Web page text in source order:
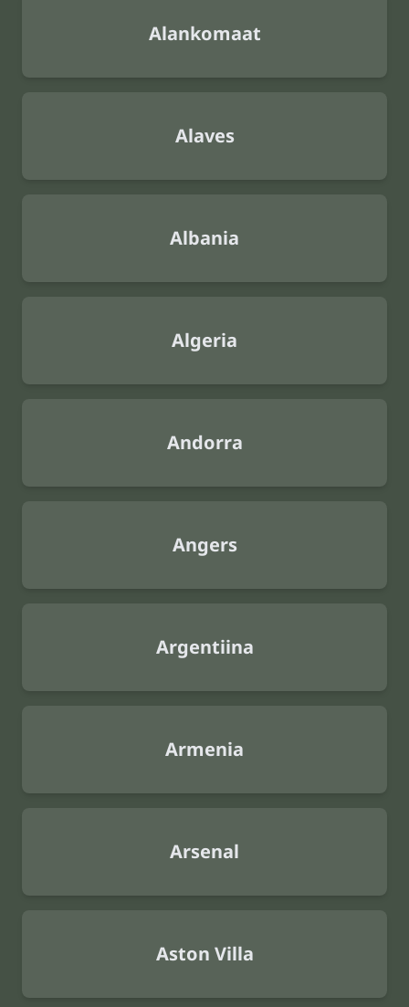
Alankomaat
Alaves
Albania
Algeria
Andorra
Angers
Argentiina
Armenia
Arsenal
Aston Villa